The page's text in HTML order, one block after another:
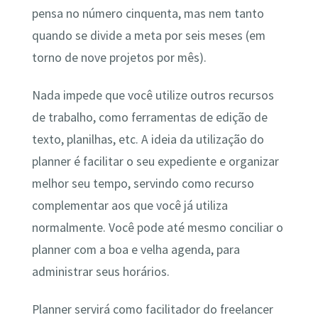
pensa no número cinquenta, mas nem tanto
quando se divide a meta por seis meses (em
torno de nove projetos por mês).
Nada impede que você utilize outros recursos
de trabalho, como ferramentas de edição de
texto, planilhas, etc. A ideia da utilização do
planner é facilitar o seu expediente e organizar
melhor seu tempo, servindo como recurso
complementar aos que você já utiliza
normalmente. Você pode até mesmo conciliar o
planner com a boa e velha agenda, para
administrar seus horários.
Planner servirá como facilitador do freelancer